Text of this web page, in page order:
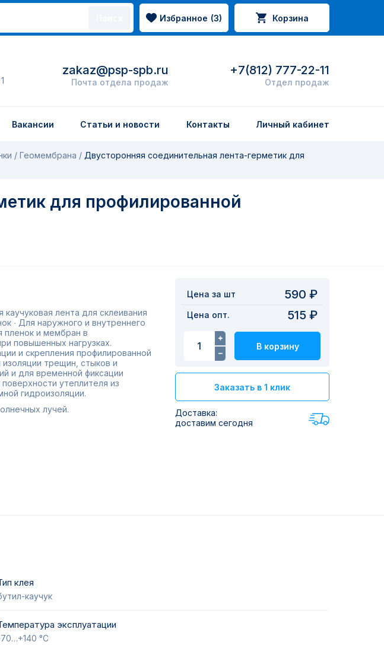
Избранное (3) Корзина
zakaz@psp-spb.ru
Почта отдела продаж
+7(812) 777-22-11
Отдел продаж
Вакансии Статьи и новости Контакты Личный кабинет
Геомембрана
Двусторонняя соединительная лента-герметик для
для профилированной
Цена за шт 590 ₽
Цена опт. 515 ₽
В корзину
Заказать в 1 клик
Доставка:
доставим сегодня
лента для склеивания
∙ Для наружного и внутреннего
пленок и мембран в
повышенных нагрузках.
и скрепления профилированной
трещин, стыков и
и для временной фиксации
утеплителя из
гидроизоляции.
лучей.
клея
каучук
эксплуатации
°С